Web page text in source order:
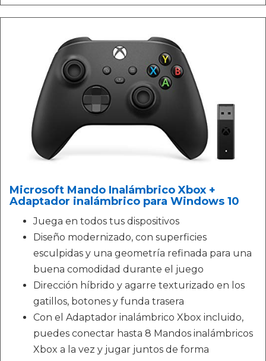
Microsoft Mando Inalámbrico Xbox +
Adaptador inalámbrico para Windows 10
Juega en todos tus dispositivos
Diseño modernizado, con superficies
esculpidas y una geometría refinada para una
buena comodidad durante el juego
Dirección híbrido y agarre texturizado en los
gatillos, botones y funda trasera
Con el Adaptador inalámbrico Xbox incluido,
puedes conectar hasta 8 Mandos inalámbricos
Xbox a la vez y jugar juntos de forma